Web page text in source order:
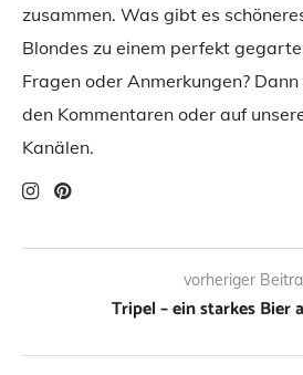
zusammen. Was gibt es
Blondes zu einem perfekt
Fragen oder Anmerkungen?
den Kommentaren oder auf
Kanälen.
vorheriger
Tripel – ein starkes Bier